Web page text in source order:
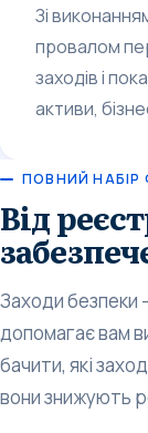
Зі
провалом
заходів і
активи,
ПОВНИЙ НАБІР
Від
Заходи безпеки
допомагає вам
бачити, які
вони знижують